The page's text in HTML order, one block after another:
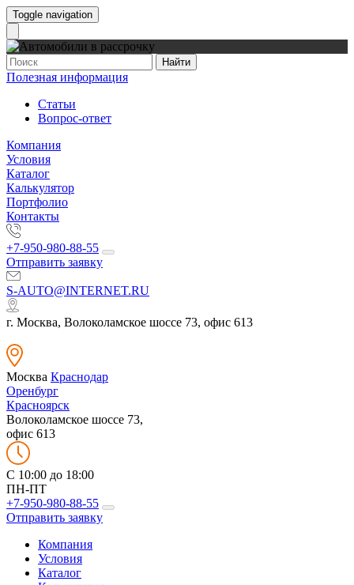
Toggle navigation
Найти
Полезная информация
Статьи
Вопрос-ответ
Компания
Условия
Каталог
Калькулятор
Портфолио
Контакты
+7-950-980-88-55
Отправить заявку
S-AUTO@INTERNET.RU
г. Москва, Волоколамское шоссе 73, офис 613
Москва Краснодар
Оренбург
Красноярск
Волоколамское шоссе 73,
офис 613
C 10:00 до 18:00
ПН-ПТ
+7-950-980-88-55
Отправить заявку
Компания
Условия
Каталог